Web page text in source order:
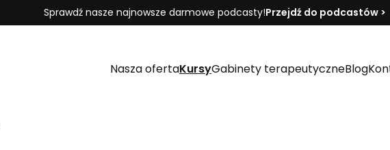
Sprawdź nasze najnowsze darmowe podcasty!Przejdź do podcastów >
Nasza ofertaKursyGabinety terapeutyczneBlog